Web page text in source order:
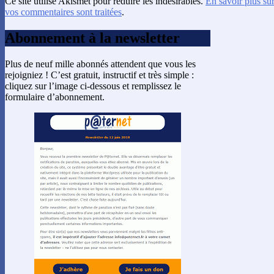
vos commentaires sont traitées.
Abonnement à la newsletter
Plus de neuf mille abonnés attendent que vous les
rejoigniez ! C’est gratuit, instructif et très simple :
cliquez sur l’image ci-dessous et remplissez le
formulaire d’abonnement.